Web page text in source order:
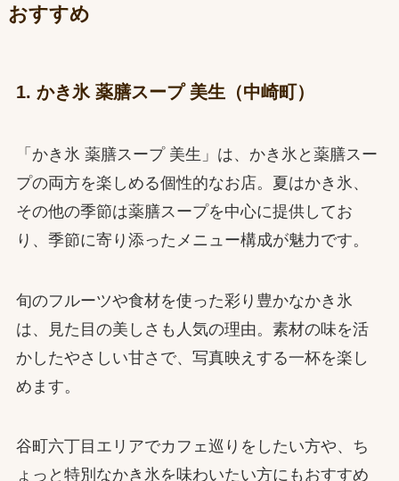
おすすめ
1. かき氷 薬膳スープ 美生（中崎町）
「かき氷 薬膳スープ 美生」は、かき氷と薬膳スー
プの両方を楽しめる個性的なお店。夏はかき氷、
その他の季節は薬膳スープを中心に提供してお
り、季節に寄り添ったメニュー構成が魅力です。
旬のフルーツや食材を使った彩り豊かなかき氷
は、見た目の美しさも人気の理由。素材の味を活
かしたやさしい甘さで、写真映えする一杯を楽し
めます。
谷町六丁目エリアでカフェ巡りをしたい方や、ち
ょっと特別なかき氷を味わいたい方にもおすすめ